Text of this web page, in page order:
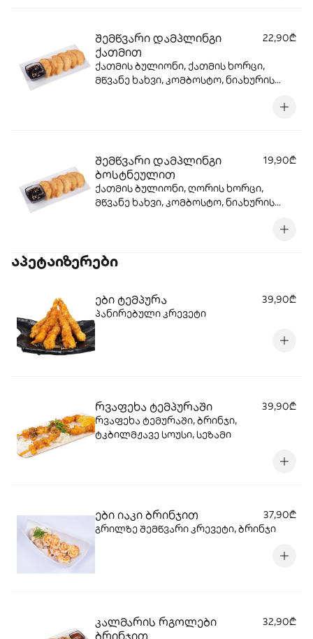
შემწვარი დამპლინგი
ქათმით
22,90₾
ქათმის ბულიონი, ქათმის ხორცი,
მწვანე ხახვი, კომბოსტო, ნიახურის
მარცვლები, სეზამის ზეთი, ცომი, ზეთი
შემწვარი დამპლინგი
ბოსტნეულით
19,90₾
ქათმის ბულიონი, ღორის ხორცი,
მწვანე ხახვი, კომბოსტო, ნიახურის
მარცვლები, სეზამის ზეთი, ცომი, ზეთი
აპეტაიზერები
ები ტემპურა
39,90₾
პანირებული კრევეტი
რვაფეხა ტემპურაში
39,90₾
რვაფეხა ტემურაში, ბრინჯი,
ტკბილმჟავე სოუსი, სეზამი
ები იაკი ბრინჯით
37,90₾
გრილზე შემწვარი კრევეტი, ბრინჯი
კალმარის რგოლები
ბრინჯით
32,90₾